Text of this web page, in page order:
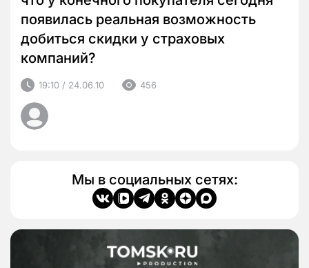
появилась реальная возможность
добиться скидки у страховых
компаний?
19:10 / 24.06.10 456
Мы в социальных сетях: